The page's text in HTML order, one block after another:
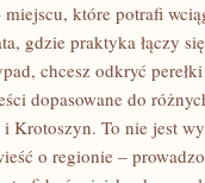
które potrafi
gdzie praktyka łączy
chcesz odkryć
dopasowane do
Krotoszyn. To nie jest
o regionie –